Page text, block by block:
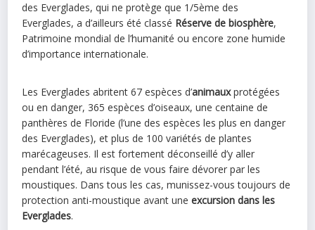
des Everglades, qui ne protège que 1/5ème des
Everglades, a d’ailleurs été classé Réserve de biosphère,
Patrimoine mondial de l’humanité ou encore zone humide
d’importance internationale.
Les Everglades abritent 67 espèces d’animauxprotégées
ou en danger, 365 espèces d’oiseaux, une centaine de
panthères de Floride (l’une des espèces les plus en danger
des Everglades), et plus de 100 variétés de plantes
marécageuses. Il est fortement déconseillé d’y aller
pendant l’été, au risque de vous faire dévorer par les
moustiques. Dans tous les cas, munissez-vous toujours de
protection anti-moustique avant uneexcursion dans les
Everglades.